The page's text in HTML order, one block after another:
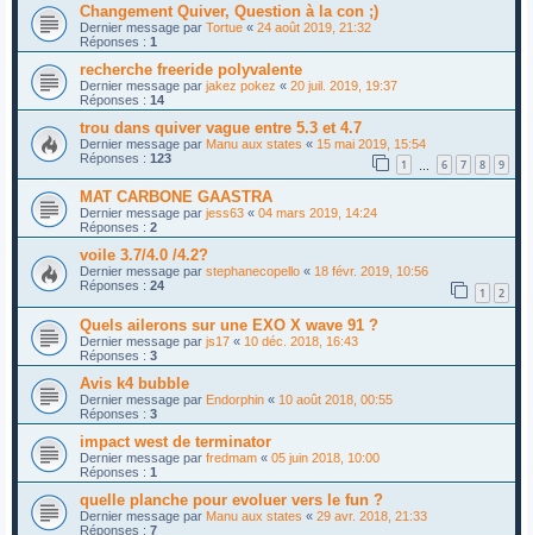
Changement Quiver, Question à la con ;)
Dernier message par Tortue « 24 août 2019, 21:32
Réponses : 1
recherche freeride polyvalente
Dernier message par jakez pokez « 20 juil. 2019, 19:37
Réponses : 14
trou dans quiver vague entre 5.3 et 4.7
Dernier message par Manu aux states « 15 mai 2019, 15:54
Réponses : 123 1 6 7 8 9
MAT CARBONE GAASTRA
Dernier message par jess63 « 04 mars 2019, 14:24
Réponses : 2
voile 3.7/4.0 /4.2?
Dernier message par stephanecopello « 18 févr. 2019, 10:56
Réponses : 24 1 2
Quels ailerons sur une EXO X wave 91 ?
Dernier message par js17 « 10 déc. 2018, 16:43
Réponses : 3
Avis k4 bubble
Dernier message par Endorphin « 10 août 2018, 00:55
Réponses : 3
impact west de terminator
Dernier message par fredmam « 05 juin 2018, 10:00
Réponses : 1
quelle planche pour evoluer vers le fun ?
Dernier message par Manu aux states « 29 avr. 2018, 21:33
Réponses : 7